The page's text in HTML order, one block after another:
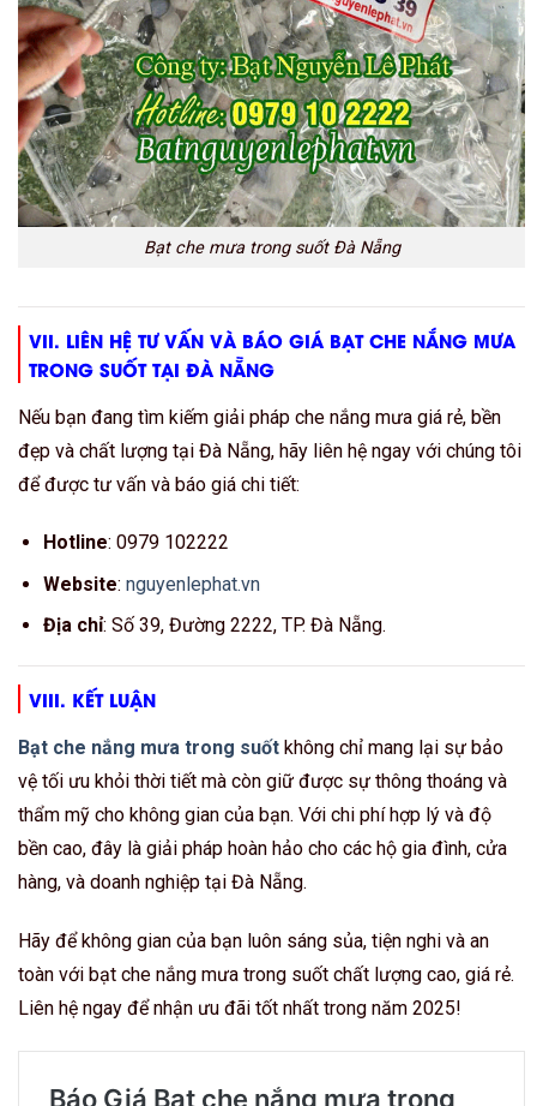
Bạt che mưa trong suốt Đà Nẵng
VII. LIÊN HỆ TƯ VẤN VÀ BÁO GIÁ BẠT CHE NẮNG MƯA
TRONG SUỐT TẠI ĐÀ NẴNG
Nếu bạn đang tìm kiếm giải pháp che nắng mưa giá rẻ, bền
đẹp và chất lượng tại Đà Nẵng, hãy liên hệ ngay với chúng tôi
để được tư vấn và báo giá chi tiết:
Hotline: 0979 102222
Website: nguyenlephat.vn
Địa chỉ: Số 39, Đường 2222, TP. Đà Nẵng.
VIII. KẾT LUẬN
Bạt che nắng mưa trong suốt không chỉ mang lại sự bảo
vệ tối ưu khỏi thời tiết mà còn giữ được sự thông thoáng và
thẩm mỹ cho không gian của bạn. Với chi phí hợp lý và độ
bền cao, đây là giải pháp hoàn hảo cho các hộ gia đình, cửa
hàng, và doanh nghiệp tại Đà Nẵng.
Hãy để không gian của bạn luôn sáng sủa, tiện nghi và an
toàn với bạt che nắng mưa trong suốt chất lượng cao, giá rẻ.
Liên hệ ngay để nhận ưu đãi tốt nhất trong năm 2025!